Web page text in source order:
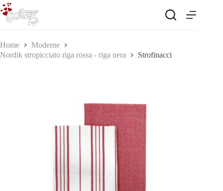
Salta
al
contenuto
Home
Moderne
Nordik stropicciato riga rossa - riga nera
Strofinacci